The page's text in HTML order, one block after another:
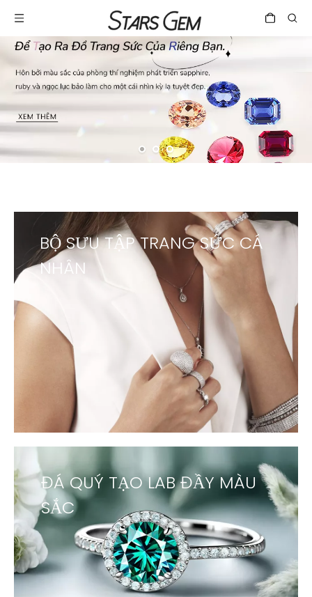
BỘ SƯU TẬP TRANG SỨC CÁ
NHÂN
ĐÁ QUÝ TẠO LAB ĐẦY MÀU
SẮC